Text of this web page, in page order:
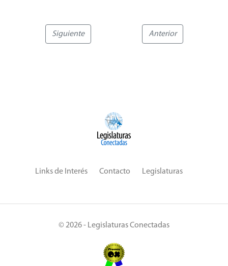
Siguiente Anterior
Links de Interés Contacto Legislaturas
© 2026 - Legislaturas Conectadas